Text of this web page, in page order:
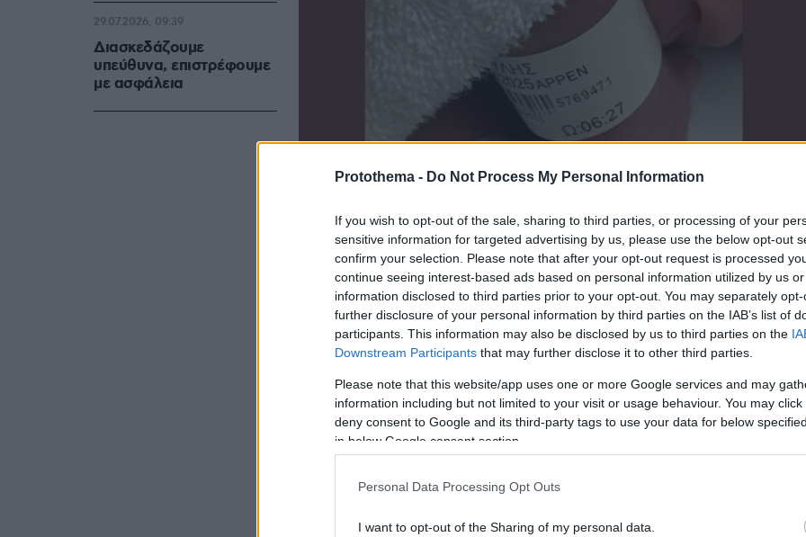
Protothema - Do Not Process My Personal Information
If you wish to opt-out of the sale, sharing to third parties, or processing of your
sensitive information for targeted advertising by us, please use the below opt-out
confirm your selection. Please note that after your opt-out request is processed
continue seeing interest-based ads based on personal information utilized by us
information disclosed to third parties prior to your opt-out. You may separately
further disclosure of your personal information by third parties on the IAB’s list of
participants. This information may also be disclosed by us to third parties on the
Downstream Participants that may further disclose it to other third parties.
Please note that this website/app uses one or more Google services and may
information including but not limited to your visit or usage behaviour. You may
deny consent to Google and its third-party tags to use your data for below
in below Google consent section.
Personal Data Processing Opt Outs
I want to opt-out of the Sharing of my personal data.
Ειδήσεις σήμερα:
Κυβέρνηση για Τέμπη: Ανατρέπεται η θεωρία της
Ανδρουλάκη
Διασκεδάζουμε
υπεύθυνα, επιστρέφουμε
με ασφάλεια
29.07.2026, 09:39